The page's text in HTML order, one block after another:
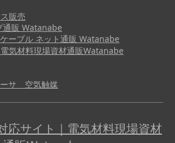
販売
通販 Watanabe
ーブル ネット通販 Watanabe
気材料現場資材通販Watanabe
ーサ 空気触媒
応サイト｜電気材料現場資材